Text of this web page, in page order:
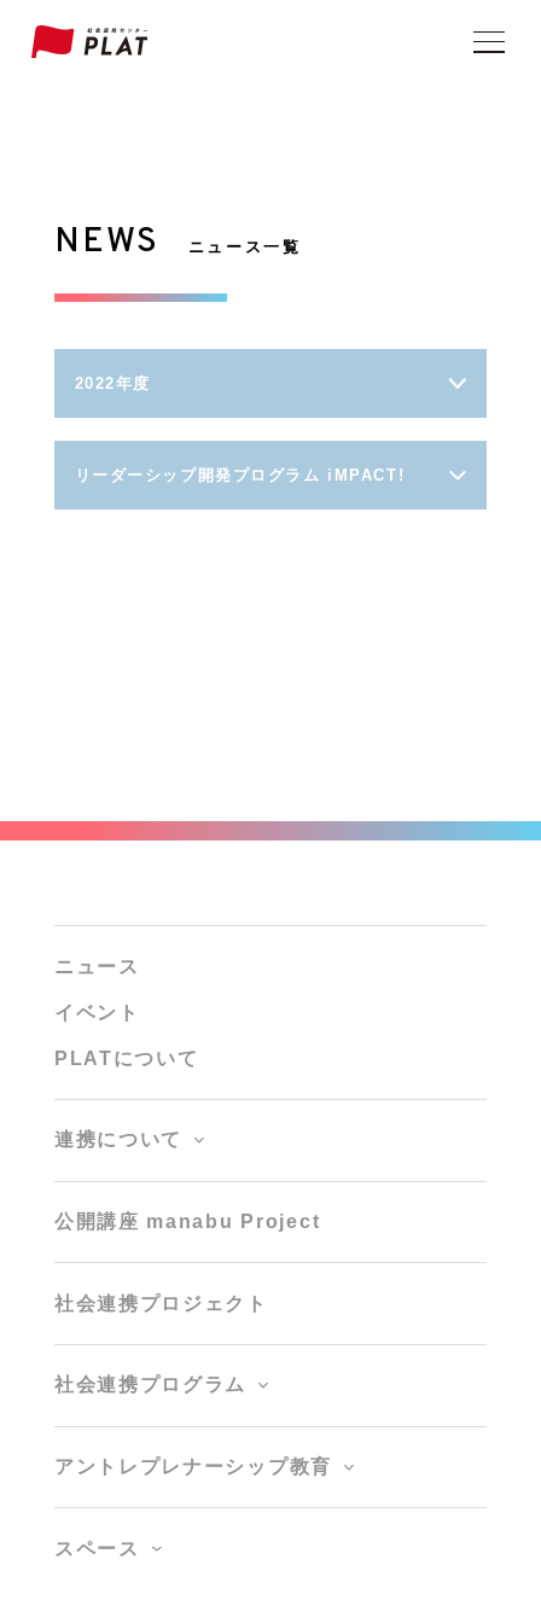
NEWS ニュース一覧
2022年度
リーダーシップ開発プログラム iMPACT!
ニュース
イベント
PLATについて
連携について
公開講座 manabu Project
社会連携プロジェクト
社会連携プログラム
アントレプレナーシップ教育
スペース